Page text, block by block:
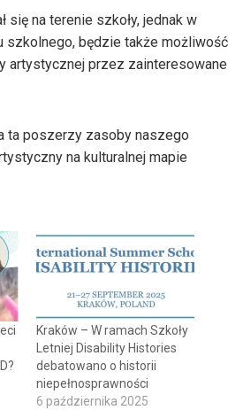
się na terenie szkoły, jednak w
szkolnego, będzie także możliwość
artystycznej przez zainteresowane
ta poszerzy zasoby naszego
na kulturalnej mapie
Kraków – W ramach Szkoły
Letniej Disability Histories
debatowano o historii
niepełnosprawności
6 października 2025